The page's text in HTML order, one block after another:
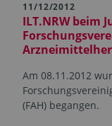
11/12/2012
ILT.NRW beim
Am 08.11.2012
(FAH) begangen.